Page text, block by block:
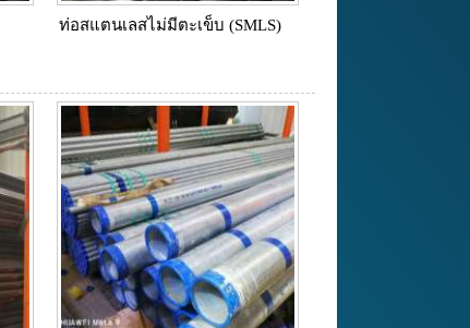
ท่อสแตนเลสไม่มีตะเข็บ (SMLS)